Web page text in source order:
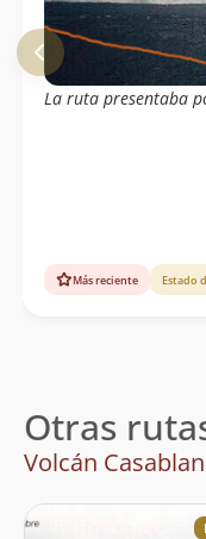
La ruta presentaba
Más reciente Estado
Otras
Volcán